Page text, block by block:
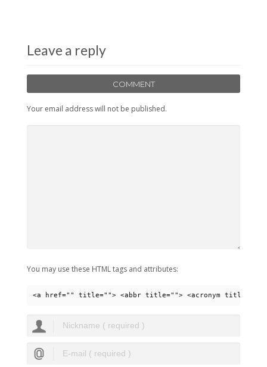
Leave a reply
COMMENT
Your email address will not be published.
You may use these HTML tags and attributes:
<a href="" title=""> <abbr title=""> <acronym title="">